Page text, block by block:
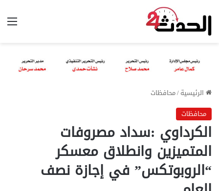
الرئيسية/محافظات
محافظات
الكرداوي :سداد مصروفات
المتميزين وانطلاق معسكر
“الروبوتكس” في إجازة نصف